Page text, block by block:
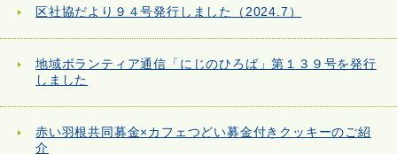
区社協だより９４号発行しました（2024.7）
地域ボランティア通信「にじのひろば」第１３９号を発行
しました
赤い羽根共同募金×カフェつどい募金付きクッキーのご紹
介